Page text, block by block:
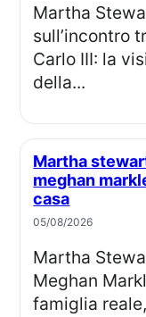
Martha Stewart svela dettagli
sull’incontro
Carlo III: la
della...
Martha stewart stronca il tentativo di
meghan
casa
05/08/2026
Martha Stewart commenta il percorso di
Meghan
famiglia